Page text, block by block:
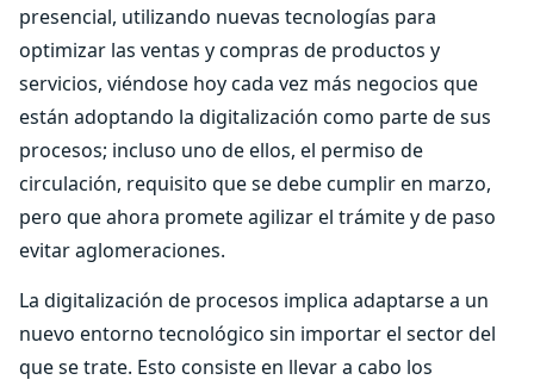
presencial, utilizando nuevas tecnologías para
optimizar las ventas y compras de productos y
servicios, viéndose hoy cada vez más negocios que
están adoptando la digitalización como parte de sus
procesos; incluso uno de ellos, el permiso de
circulación, requisito que se debe cumplir en marzo,
pero que ahora promete agilizar el trámite y de paso
evitar aglomeraciones.
La digitalización de procesos implica adaptarse a un
nuevo entorno tecnológico sin importar el sector del
que se trate. Esto consiste en llevar a cabo los